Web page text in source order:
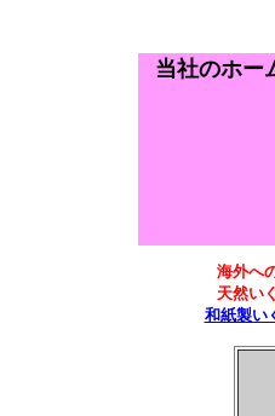
当社のホー
海外への畳の送
天然いぐさを使
和紙製い